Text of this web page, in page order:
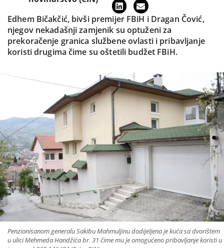
Edhem Bičakčić, bivši premijer FBiH i Dragan Čović,
njegov nekadašnji zamjenik su optuženi za
prekoračenje granica službene ovlasti i pribavljanje
koristi drugima čime su oštetili budžet FBiH.
Penzionisanom generalu Sakibu Mahmuljinu dodijeljena je kuća sa dvorištem
u ulici Mehmeda Handžića br. 31 čime mu je omogućeno pribavljanje koristi u